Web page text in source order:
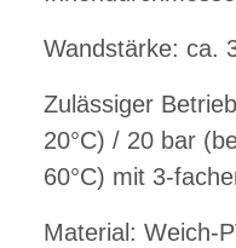
Wandstärke: ca.
Zulässiger
20°C) / 20 bar
60°C) mit 3-
Material: Weich-